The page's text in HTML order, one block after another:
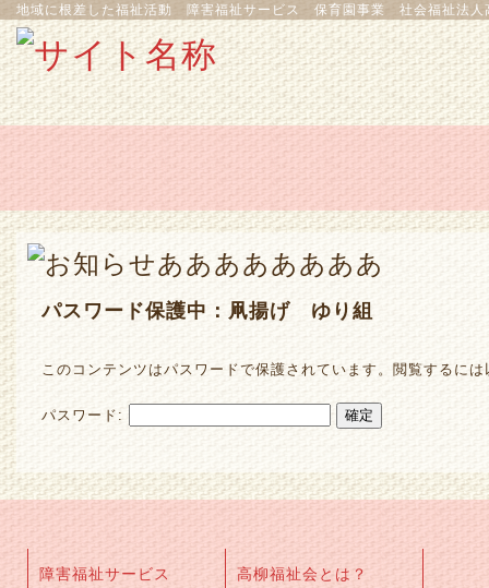
地域に根差した福祉活動 障害福祉サービス 保育園事業 社会福祉法人
パスワード保護中：凧揚げ ゆり組
このコンテンツはパスワードで保護されています。閲覧するに
パスワード:
障害福祉サービス
高柳福祉会とは？